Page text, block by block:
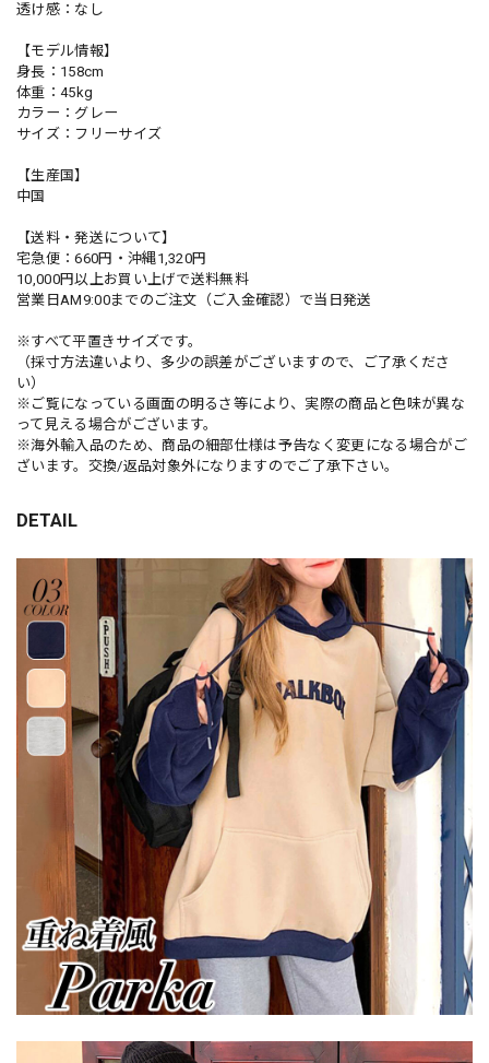
透け感：なし
【モデル情報】
身長：158cm
体重：45kg
カラー：グレー
サイズ：フリーサイズ
【生産国】
中国
【送料・発送について】
宅急便：660円・沖縄1,320円
10,000円以上お買い上げで送料無料
営業日AM9:00までのご注文（ご入金確認）で当日発送
※すべて平置きサイズです。
（採寸方法違いより、多少の誤差がございますので、ご了承くださ
い）
※ご覧になっている画面の明るさ等により、実際の商品と色味が異な
って見える場合がございます。
※海外輸入品のため、商品の細部仕様は予告なく変更になる場合がご
ざいます。交換/返品対象外になりますのでご了承下さい。
DETAIL